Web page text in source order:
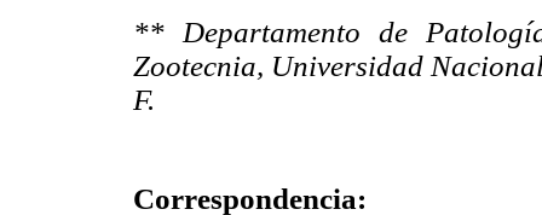
** Departamento de
Zootecnia, Universidad
F.
Correspondencia: